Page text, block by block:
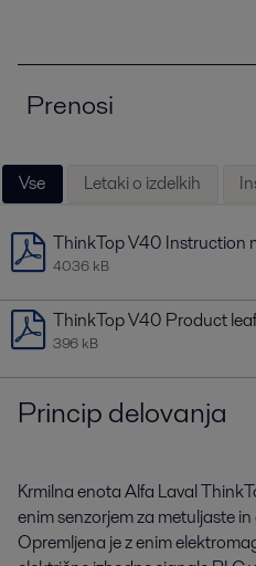
Prenosi
Vse Letaki o izdelkih
ThinkTop V40 Instruction
4036 kB
ThinkTop V40 Product
396 kB
Princip delovanja
Krmilna enota Alfa Laval
enim senzorjem za metuljaste
Opremljena je z enim